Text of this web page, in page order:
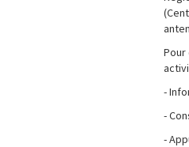
Pour
-
-
-